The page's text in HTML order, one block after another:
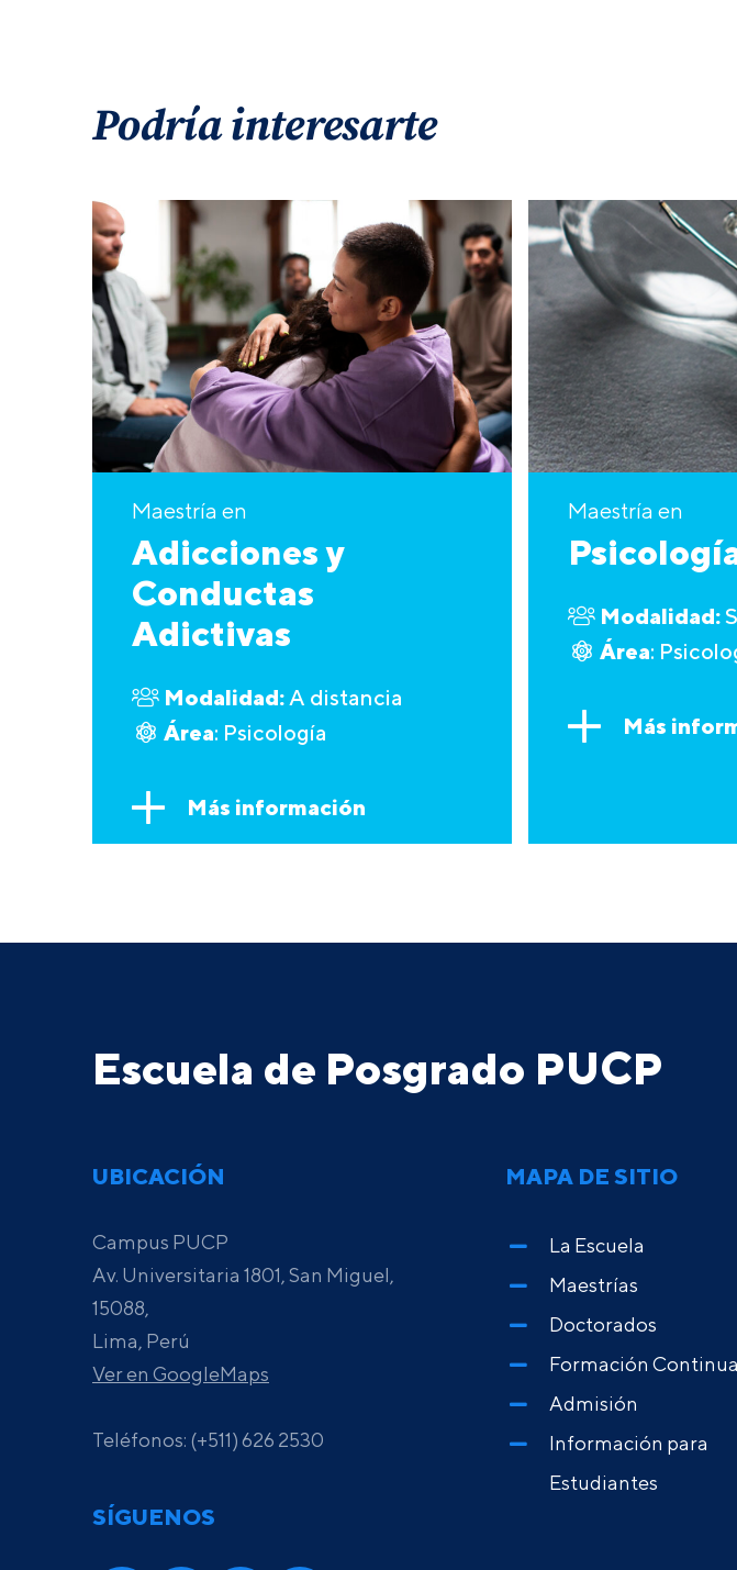
Podría interesarte
Maestría en
Adicciones y
Conductas
Adictivas
Modalidad:A distancia
Área: Psicología
Más información
Maestría en
Modalidad:
Área:
Más
Escuela de Posgrado PUCP
UBICACIÓN
Campus PUCP
Av. Universitaria 1801, San Miguel,
15088,
Lima, Perú
Ver en GoogleMaps
Teléfonos: (+511) 626 2530
SÍGUENOS
MAPA DE SITIO
La Escuela
Maestrías
Doctorados
Formación Continua
Admisión
Información para
Estudiantes